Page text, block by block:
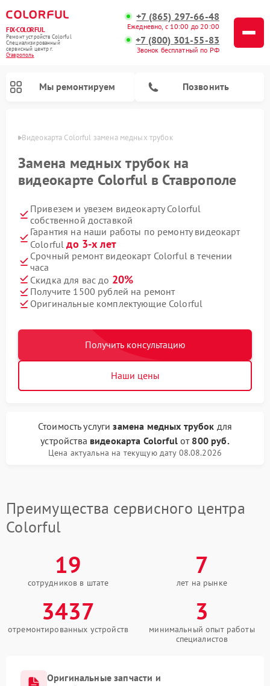
FIX-COLORFUL
Ремонт устройств Colorful
Специализированный
cервисный центр г.
Ставрополь
+7 (865) 297-66-48
Ежедневно, с 10:00 до 20:00
+7 (800) 301-55-83
Звонок бесплатный по РФ
Мы ремонтируем Позвонить
Видеокарта Colorful замена медных трубок
Замена медных трубок на
видеокарте Colorful в Ставрополе
Привезем и увезем видеокарту Colorful
собственной доставкой
Гарантия на наши работы по ремонту видеокарт
Colorfulдо 3-х лет
Срочный ремонт видеокарт Colorful в течении
часа
Скидка для вас до 20%
Получите 1500 рублей на ремонт
Оригинальные комплектующие Colorful
Получить консультацию
Наши цены
Стоимость услугизамена медных трубок для
устройства видеокарта Colorfulот 800 руб.
Цена актуальна на текущую дату 08.08.2026
Преимущества сервисного центра
Colorful
19
сотрудников в штате
7
лет на рынке
3437
отремонтированных устройств
3
минимальный опыт работы
специалистов
Оригинальные запчасти и